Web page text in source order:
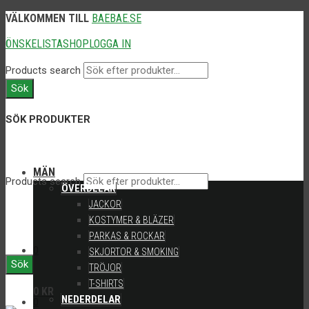
VÄLKOMMEN TILL BAEBAE.SE
ÖNSKELISTASHOPLOGGA IN
Products search
Sök
SÖK PRODUKTER
Products search
Sök
MÄN
ÖVERDELAR
JACKOR
KOSTYMER & BLÄZER
PARKAS & ROCKAR
SKJORTOR & SMOKING
TRÖJOR
T-SHIRTS
NEDERDELAR
0 KR